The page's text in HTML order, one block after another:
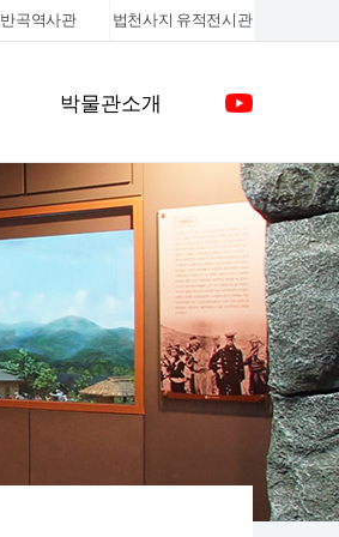
반곡역사관 법천사지 유적전시관
박물관소개